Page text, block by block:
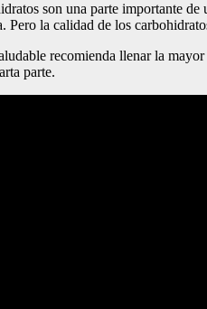
son una parte importante
la calidad de los
recomienda llenar la
parte.